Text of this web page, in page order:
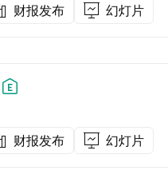
财报发布 幻灯片
财报发布 幻灯片